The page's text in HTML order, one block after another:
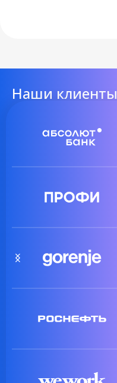
Наши клиенты